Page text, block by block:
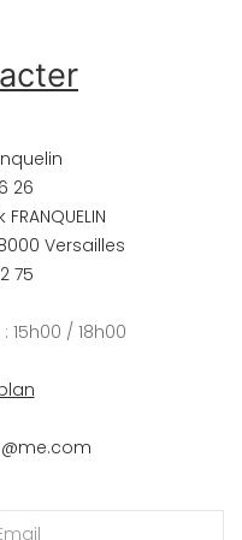
26
Versailles
75
/ 18h00